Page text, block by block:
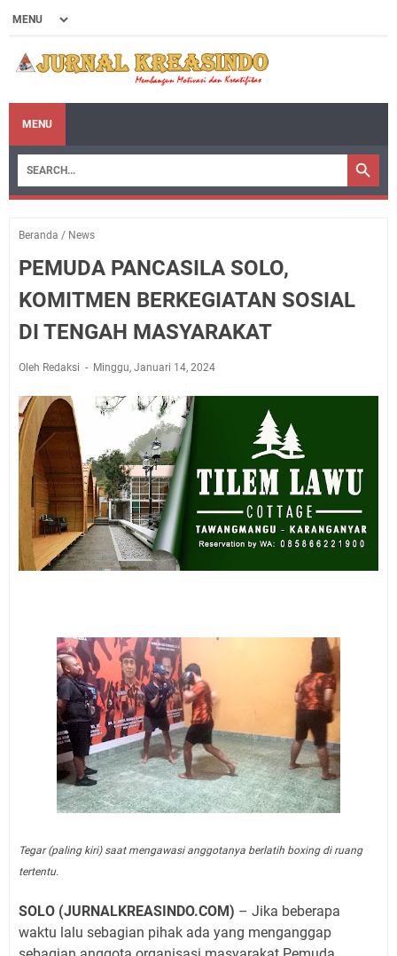
MENU
Beranda / News
PEMUDA PANCASILA SOLO,
KOMITMEN BERKEGIATAN SOSIAL
DI TENGAH MASYARAKAT
Oleh Redaksi Minggu, Januari 14, 2024
Tegar (paling kiri) saat mengawasi anggotanya berlatih boxing di ruang
tertentu.
SOLO (JURNALKREASINDO.COM) – Jika beberapa
waktu lalu sebagian pihak ada yang menganggap